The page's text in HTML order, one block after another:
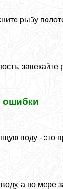
рыбу
запекайте
ошибки
воду - это
а по мере